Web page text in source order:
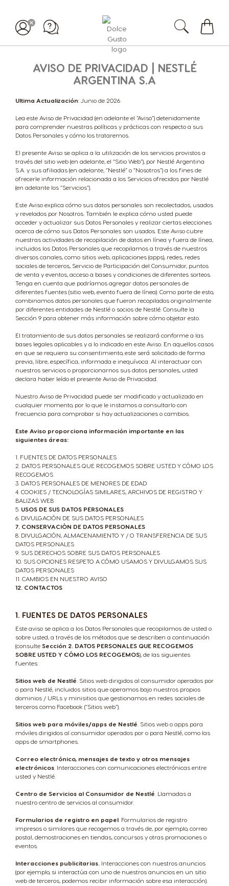
AVISO DE PRIVACIDAD | NESTLÉ
ARGENTINA S.A
Ultima Actualización: Junio de 2026
Lea este Aviso de Privacidad (en adelante el “Aviso”) detenidamente
para comprender nuestras políticas y prácticas con respecto a sus
Datos Personales y cómo los trataremos.
El presente Aviso se aplica a la utilización de los servicios provistos a
través del sitio web (en adelante, el “Sitio Web”), por Nestlé Argentina
S.A. y sus afiliadas (en adelante, “Nestlé” o “Nosotros”) a los fines de
ofrecerle información relacionada a los Servicios ofrecidos por Nestlé
(en adelante los “Servicios”).
Este Aviso explica cómo sus datos personales son recolectados, usados
y revelados por Nosotros. También le explica cómo usted puede
acceder y actualizar sus Datos Personales y realizar ciertas elecciones
acerca de cómo sus Datos Personales son usados. Este Aviso cubre
nuestras actividades de recopilación de datos en línea y fuera de línea,
incluidos los Datos Personales que recopilamos a través de nuestros
diversos canales, como sitios web, aplicaciones (apps), redes, redes
sociales de terceros, Servicio de Participación del Consumidor, puntos
de venta y eventos, acceso a bases y condiciones de diferentes sorteos.
Tenga en cuenta que podríamos agregar datos personales de
diferentes fuentes (sitio web, evento fuera de línea). Como parte de esto,
combinamos datos personales que fueron recopilados originalmente
por diferentes entidades de Nestlé o socios de Nestlé. Consulte la
Sección 9 para obtener más información sobre cómo objetar esto.
El tratamiento de sus datos personales se realizará conforme a las
bases legales aplicables y a lo indicado en este Aviso. En aquellos casos
en que se requiera su consentimiento, este será solicitado de forma
previa, libre, específica, informada e inequívoca. Al interactuar con
nuestros servicios o proporcionarnos sus datos personales, usted
declara haber leído el presente Aviso de Privacidad.
Nuestro Aviso de Privacidad puede ser modificado y actualizado en
cualquier momento, por lo que le instamos a consultarlo con
frecuencia para comprobar si hay actualizaciones o cambios.
Este Aviso proporciona información importante en las
siguientes áreas:
1. FUENTES DE DATOS PERSONALES
2. DATOS PERSONALES QUE RECOGEMOS SOBRE USTED Y CÓMO LOS
RECOGEMOS
3. DATOS PERSONALES DE MENORES DE EDAD
4. COOKIES / TECNOLOGÍAS SIMILARES, ARCHIVOS DE REGISTRO Y
BALIZAS WEB
5. USOS DE SUS DATOS PERSONALES
6. DIVULGACIÓN DE SUS DATOS PERSONALES
7. CONSERVACIÓN DE DATOS PERSONALES
8. DIVULGACIÓN, ALMACENAMIENTO Y / O TRANSFERENCIA DE SUS
DATOS PERSONALES
9. SUS DERECHOS SOBRE SUS DATOS PERSONALES
10. SUS OPCIONES RESPETO A CÓMO USAMOS Y DIVULGAMOS SUS
DATOS PERSONALES
11. CAMBIOS EN NUESTRO AVISO
12. CONTACTOS
1. FUENTES DE DATOS PERSONALES
Este aviso se aplica a los Datos Personales que recopilamos de usted o
sobre usted, a través de los métodos que se describen a continuación
(consulte Sección 2. DATOS PERSONALES QUE RECOGEMOS
SOBRE USTED Y CÓMO LOS RECOGEMOS), de las siguientes
fuentes:
Sitios web de Nestlé . Sitios web dirigidos al consumidor operados por
o para Nestlé, incluidos sitios que operamos bajo nuestros propios
dominios / URLs y minisitios que gestionamos en redes sociales de
terceros como Facebook (“Sitios web”).
Sitios web para móviles/apps de Nestlé . Sitios web o apps para
móviles dirigidos al consumidor operados por o para Nestlé, como las
apps de smartphones.
Correo electrónico, mensajes de texto y otros mensajes
electrónicos . Interacciones con comunicaciones electrónicas entre
usted y Nestlé.
Centro de Servicios al Consumidor de Nestlé . Llamadas a
nuestro centro de servicios al consumidor.
Formularios de registro en papel . Formularios de registro
impresos o similares que recogemos a través de, por ejemplo, correo
postal, demostraciones en tiendas, concursos y otras promociones o
eventos.
Interacciones publicitarias. Interacciones con nuestros anuncios
(por ejemplo, si interactúa con uno de nuestros anuncios en un sitio
web de terceros, podemos recibir información sobre esa interacción).